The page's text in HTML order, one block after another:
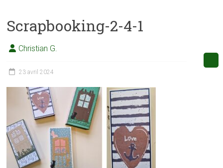
Scrapbooking-2-4-1
Christian G.
23 avril 2024